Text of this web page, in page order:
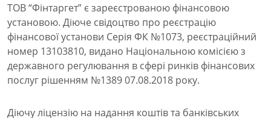
ТОВ “Фінтаргет” є зареєстрованою фінансовою
установою. Діюче свідоцтво про реєстрацію
фінансової установи Серія ФК №1073, реєстраційний
номер 13103810, видано Національною комісією з
державного регулювання в сфері ринків фінансових
послуг рішенням №1389 07.08.2018 року.
Діючу ліцензію на надання коштів та банківських